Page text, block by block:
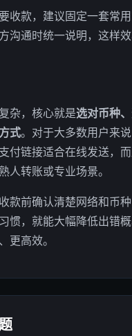
收款，建议固定一套常
沟通时统一说明，这样
杂，核心就是选对币种
式。对于大多数用户来
付链接适合在线发送，
人转账或专业场景。
款前确认清楚网络和币
惯，就能大幅降低出错
更高效。